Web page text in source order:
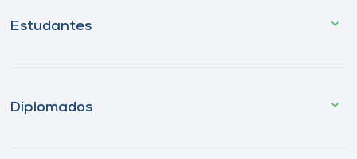
Estudantes
Diplomados